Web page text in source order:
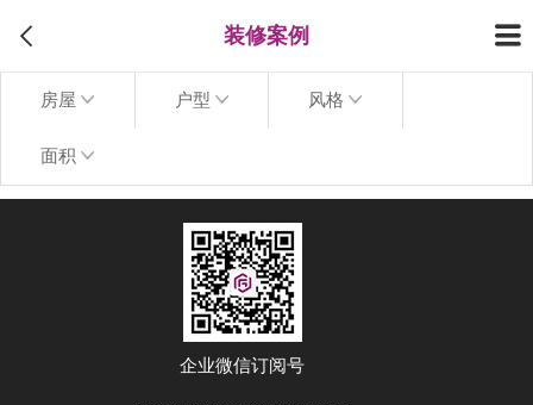
装修案例
房屋 户型 风格
面积
企业微信订阅号